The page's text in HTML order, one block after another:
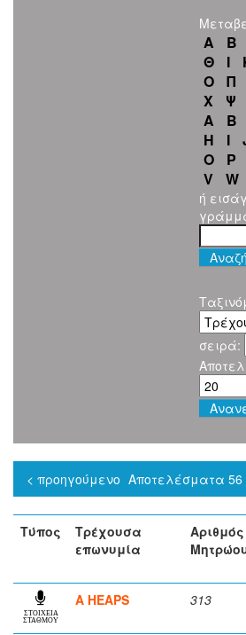
Α
Β
Θ
Ι
Ο
Π
Χ
Ψ
A
B
H
I
O
P
V
W
ή
σειρά:
Αποτελέσματα 56
< προηγούμενο
Τύπος
Τρέχουσα
επωνυμία
Αριθμός
ΣΤΟΙΧΕΙΑ
ΣΤΑΘΜΟΥ
A HEAPS 313